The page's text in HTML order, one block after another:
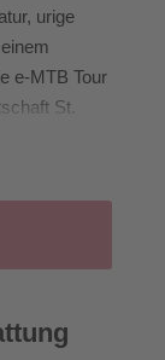
urige
e-MTB Tour
St.
Dolomiten
der